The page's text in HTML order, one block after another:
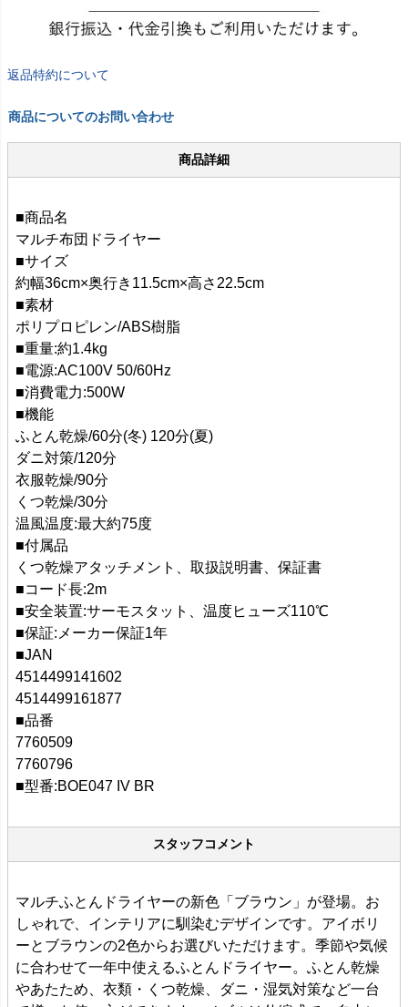
返品特約について
商品についてのお問い合わせ
商品詳細
■商品名
マルチ布団ドライヤー
■サイズ
約幅36cm×奥行き11.5cm×高さ22.5cm
■素材
ポリプロピレン/ABS樹脂
■重量:約1.4kg
■電源:AC100V 50/60Hz
■消費電力:500W
■機能
ふとん乾燥/60分(冬) 120分(夏)
ダニ対策/120分
衣服乾燥/90分
くつ乾燥/30分
温風温度:最大約75度
■付属品
くつ乾燥アタッチメント、取扱説明書、保証書
■コード長:2m
■安全装置:サーモスタット、温度ヒューズ110℃
■保証:メーカー保証1年
■JAN
4514499141602
4514499161877
■品番
7760509
7760796
■型番:BOE047 IV BR
スタッフコメント
マルチふとんドライヤーの新色「ブラウン」が登場。お
しゃれで、インテリアに馴染むデザインです。アイボリ
ーとブラウンの2色からお選びいただけます。季節や気候
に合わせて一年中使えるふとんドライヤー。ふとん乾燥
やあたため、衣類・くつ乾燥、ダニ・湿気対策など一台